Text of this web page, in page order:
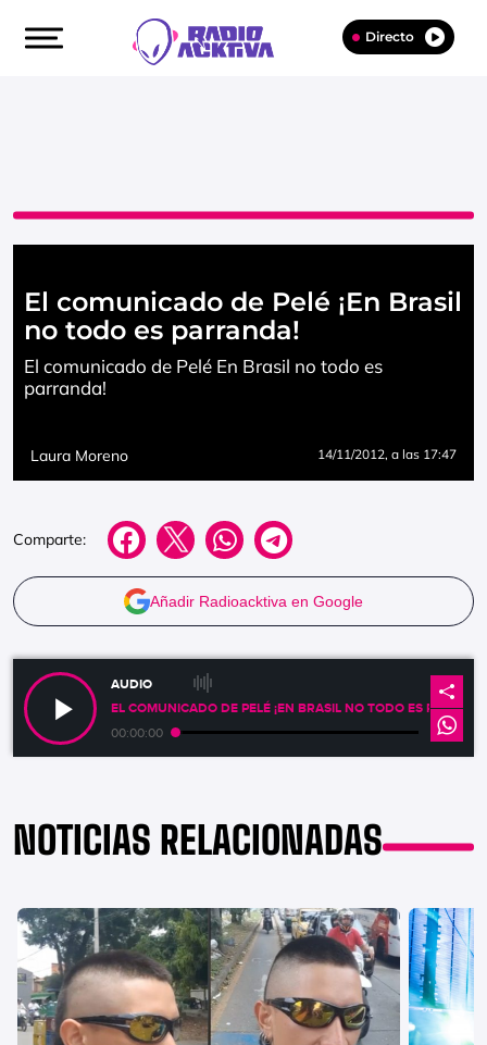
Directo
El comunicado de Pelé ¡En Brasil
no todo es parranda!
El comunicado de Pelé En Brasil no todo es
parranda!
Laura Moreno 14/11/2012, a las 17:47
Comparte:
Añadir Radioacktiva en Google
AUDIO
EL COMUNICADO DE PELÉ ¡EN BRASIL NO TODO ES
00:00:00
NOTICIAS RELACIONADAS